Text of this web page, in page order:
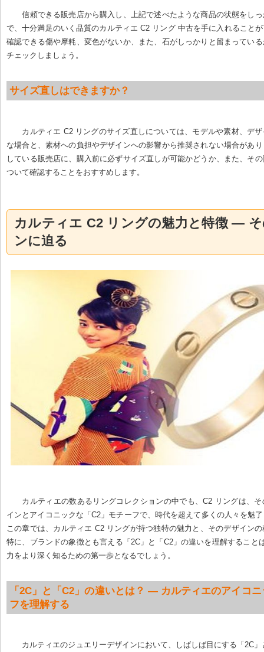
信頼できる販売店から購入し、上記で述べたような商品の状態をし
で、十分満足のいく品質のカルティエ C2 リング 中古を手に入れること
確認できる傷や摩耗、変色がないか、また、石がしっかりと留まってい
チェックしましょう。
サイズ直しはできますか？
カルティエ C2 リングのサイズ直しについては、モデルや素材、デ
な場合と、素材への負担やデザインへの影響から推奨されない場合があ
している販売店に、購入前に必ずサイズ直しが可能かどうか、また、そ
ついて確認することをおすすめします。
カルティエ C2 リングの魅力と特徴 —
ンに迫る
カルティエの数あるリングコレクションの中でも、C2 リングは、
インとアイコニックな「C2」モチーフで、時代を超えて多くの人々を魅
この章では、カルティエ C2 リングが持つ独特の魅力と、そのデザイン
特に、ブランドの象徴とも言える「2C」と「C2」の違いを理解すること
力をより深く知るための第一歩となるでしょう。
「2C」と「C2」の違いとは？ — カルティエのアイコ
フを理解する
カルティエのジュエリーデザインにおいて、しばしば目にする「2C